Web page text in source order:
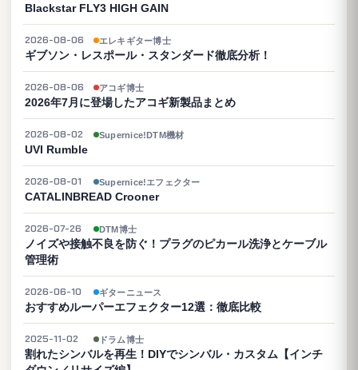
Blackstar FLY3 HIGH GAIN
2026-08-06 エレキギター博士
ギブソン・レスポール・スタンダード徹底分析！
2026-08-06 アコギ博士
2026年7月に登場したアコギ新製品まとめ
2026-08-02 Supernice!DTM機材
UVI Rumble
2026-08-01 Supernice!エフェクター
CATALINBREAD Crooner
2026-07-26 DTM博士
ノイズや接触不良を防ぐ！プラグのピカール洗浄とケーブル
管理術
2026-06-10 ギターニュース
おすすめルーパーエフェクター12選：徹底比較
2025-11-02 ドラム博士
割れたシンバルを再生！DIYでシンバル・カスタム【インチ